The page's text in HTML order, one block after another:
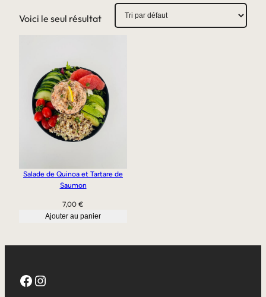
Voici le seul résultat
Salade de Quinoa et Tartare de
Saumon
7,00 €
Ajouter au panier
Facebook Instagram